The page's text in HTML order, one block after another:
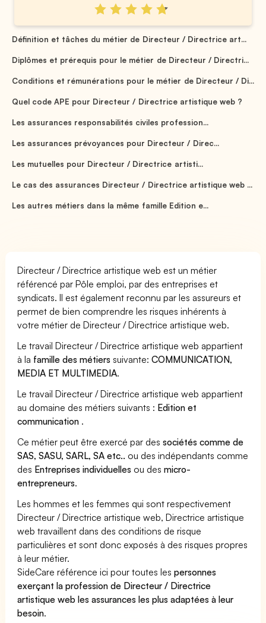
Définition et tâches du métier de Directeur / Directrice art...
Diplômes et prérequis pour le métier de Directeur / Directri...
Conditions et rémunérations pour le métier de Directeur / Di...
Quel code APE pour Directeur / Directrice artistique web ?
Les assurances responsabilités civiles profession...
Les assurances prévoyances pour Directeur / Direc...
Les mutuelles pour Directeur / Directrice artisti...
Le cas des assurances Directeur / Directrice artistique web ...
Les autres métiers dans la même famille Edition e...
Directeur / Directrice artistique web est un métier
référencé par Pôle emploi, par des entreprises et
syndicats. Il est également reconnu par les assureurs et
permet de bien comprendre les risques inhérents à
votre métier de Directeur / Directrice artistique web.
Le travail Directeur / Directrice artistique web appartient
à la famille des métiers suivante:COMMUNICATION,
MEDIA ET MULTIMEDIA.
Le travail Directeur / Directrice artistique web appartient
au domaine des métiers suivants : Edition et
communication .
Ce métier peut être exercé par dessociétés comme de
SAS, SASU, SARL, SA etc.. ou des indépendants comme
des Entreprises individuelles ou desmicro-
entrepreneurs.
Les hommes et les femmes qui sont respectivement
Directeur / Directrice artistique web, Directrice artistique
web travaillent dans des conditions de risque
particulières et sont donc exposés à des risques propres
à leur métier.
SideCare référence ici pour toutes lespersonnes
exerçant la profession de Directeur / Directrice
artistique web les assurances les plus adaptées à leur
besoin.